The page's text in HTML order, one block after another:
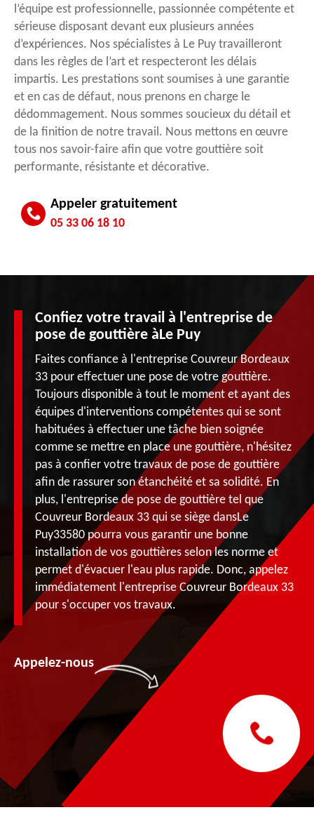
l’équipe est professionnelle, passionnée compétente et
sérieuse disposant devant eux plusieurs années
d’expériences. Nos spécialistes à Le Puy travailleront
dans les règles de l’art et respecteront les délais
impartis. Les prestations sont soumises à une garantie
et en cas de défaut, nous prenons en charge le
dédommagement. Nous sommes soucieux du détail et
de la finition de notre travail. Nous mettons en œuvre
tous nos savoir-faire afin que votre gouttière soit
performante, résistante et décorative.
Appeler gratuitement
05 33 06 18 10
Confiez votre travail à l'entreprise de
pose de gouttière àLe Puy
Faites confiance à l'entreprise Couvreur Bordeaux
33 pour effectuer une pose de votre gouttière.
Toujours disponible à tout le moment et ayant des
équipes d'interventions compétentes qui se sont
habituées à effectuer une tâche bien soignée
comme se mettre en place une gouttière, n'hésitez
pas à confier votre travaux de pose de gouttière
afin de rassurer son étanchéité et sa solidité. En
plus, l'entreprise de pose de gouttière tel que
Couvreur Bordeaux 33 qui se siège dansLe
Puy33580 pourra vous garantir une bonne
installation de vos gouttières selon les norme et
permet d'évacuer l'eau plus rapide. Donc, appelez
immédiatement l'entreprise Couvreur Bordeaux 33
pour s'occuper vos travaux.
Appelez-nous